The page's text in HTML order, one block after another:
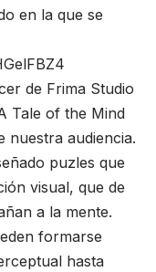
en la que se
de Frima Studio
Tale of the Mind
nuestra audiencia.
puzles que
visual, que de
a la mente.
formarse
hasta